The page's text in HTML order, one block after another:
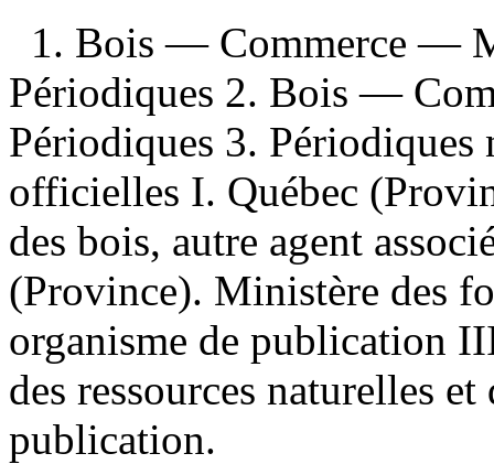
1. Bois — Commerce —
Périodiques 2. Bois —
Périodiques 3.
officielles I. Québec
des bois, autre agent
(Province). Ministère des
organisme de publication
des ressources naturelles
publication.